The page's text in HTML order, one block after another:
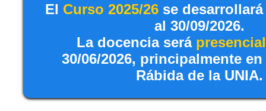
El Curso 2025/26 se desarrollará
al 30/09/2026.
La docencia será presencial
30/06/2026, principalmente
Rábida de la UNIA.